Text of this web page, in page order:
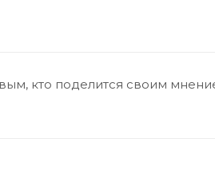
кто поделится своим